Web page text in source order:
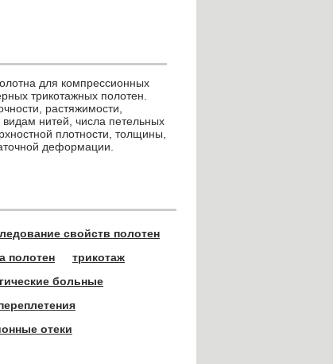
для компрессионных
трикотажных полотен.
растяжимости,
нитей, числа петельных
плотности, толщины,
деформации.
свойств полотен
полотен
трикотаж
больные
отеки